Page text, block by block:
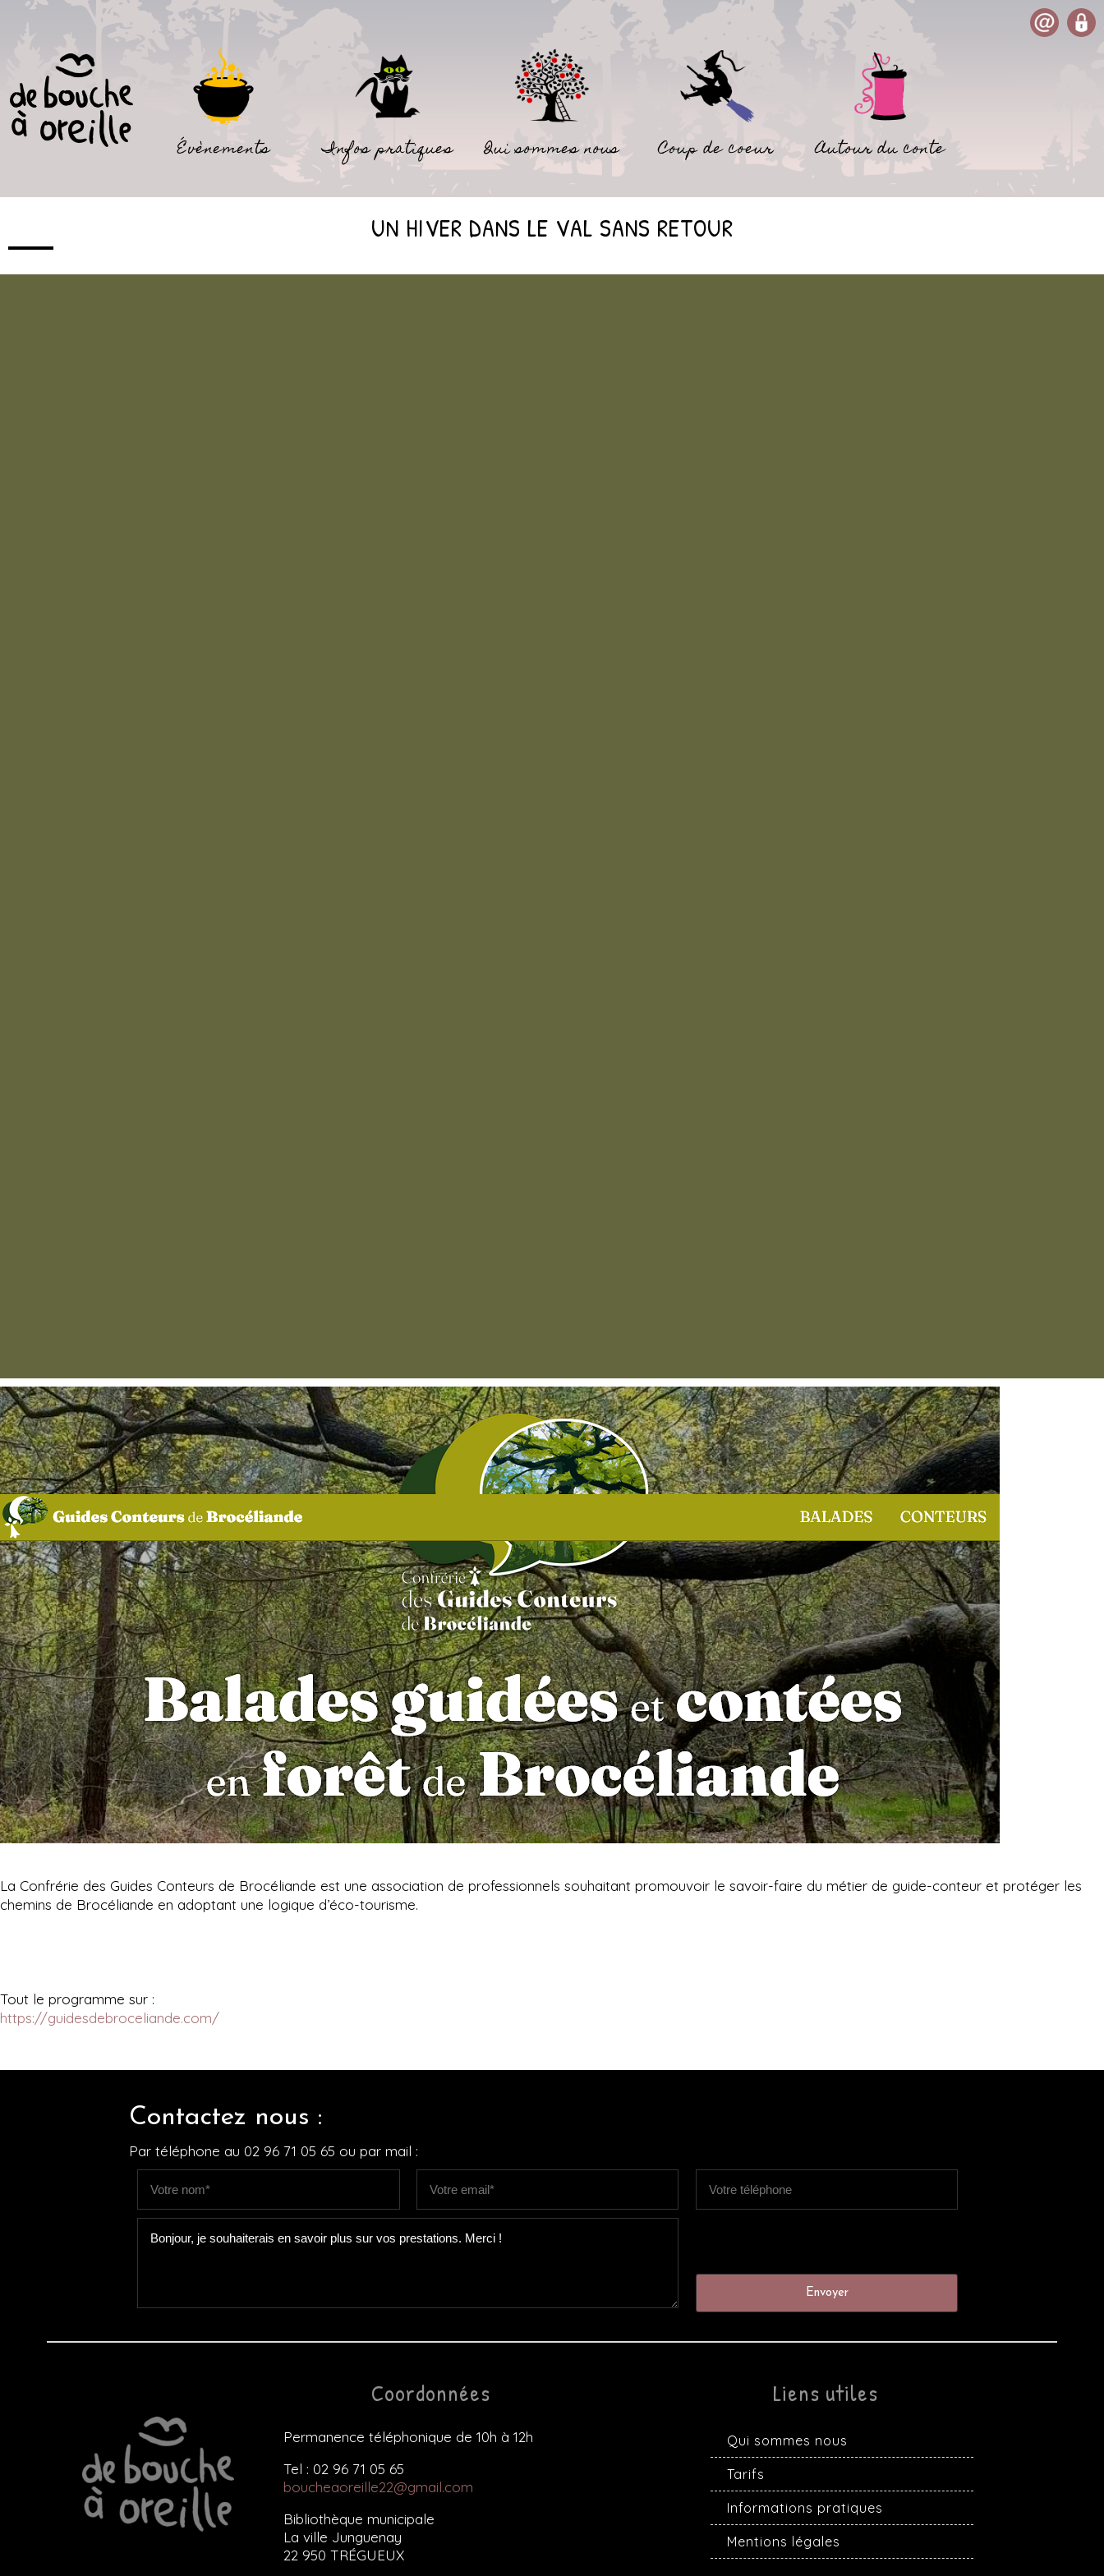
Évènements Infos pratiques Qui sommes nous Coup de coeur Autour du conte
UN HIVER DANS LE VAL SANS RETOUR
La Confrérie des Guides Conteurs de Brocéliande est une association de professionnels souhaitant promouvoir le savoir-faire du métier de guide-conteur et protéger les
chemins de Brocéliande en adoptant une logique d’éco-tourisme.
Tout le programme sur :
https://guidesdebroceliande.com/
Contactez nous :
Par téléphone au 02 96 71 05 65 ou par mail :
Coordonnées
Permanence téléphonique de 10h à 12h
Tel : 02 96 71 05 65
boucheaoreille22@gmail.com
Bibliothèque municipale
La ville Junguenay
22 950 TRÉGUEUX
Liens utiles
Qui sommes nous
Tarifs
Informations pratiques
Mentions légales